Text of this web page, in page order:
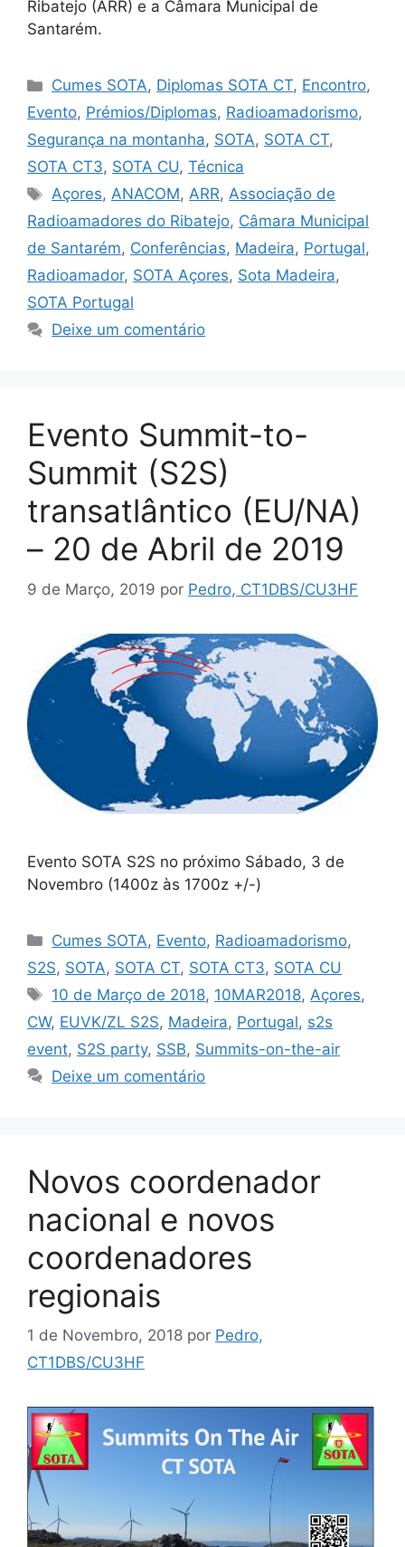
Ribatejo (ARR) e a Câmara Municipal de
Santarém.
Categorias
Cumes SOTA, Diplomas SOTA CT, Encontro,
Evento, Prémios/Diplomas, Radioamadorismo,
Segurança na montanha, SOTA, SOTA CT,
SOTA CT3, SOTA CU, Técnica
Etiquetas
Açores,ANACOM,ARR,Associação de
Radioamadores do Ribatejo, Câmara Municipal
de Santarém, Conferências, Madeira, Portugal,
Radioamador, SOTA Açores, Sota Madeira,
SOTA Portugal
Deixe um comentário
Evento Summit-to-
Summit (S2S)
transatlântico (EU/NA)
– 20 de Abril de 2019
9 de Março, 2019 por Pedro, CT1DBS/CU3HF
Evento SOTA S2S no próximo Sábado, 3 de
Novembro (1400z às 1700z +/-)
Categorias
Cumes SOTA, Evento, Radioamadorismo,
S2S, SOTA, SOTA CT, SOTA CT3, SOTA CU
Etiquetas
10 de Março de 2018, 10MAR2018, Açores,
CW, EUVK/ZL S2S, Madeira, Portugal, s2s
event, S2S party, SSB, Summits-on-the-air
Deixe um comentário
Novos coordenador
nacional e novos
coordenadores
regionais
1 de Novembro, 2018 por Pedro,
CT1DBS/CU3HF